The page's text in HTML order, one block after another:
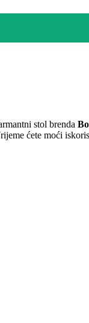
stol brenda
ćete moći